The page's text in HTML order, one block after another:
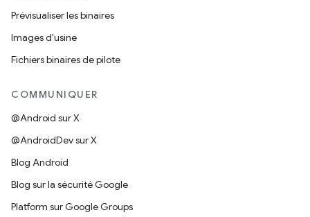
Prévisualiser les binaires
Images d'usine
Fichiers binaires de pilote
COMMUNIQUER
@Android sur X
@AndroidDev sur X
Blog Android
Blog sur la sécurité Google
Platform sur Google Groups